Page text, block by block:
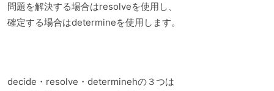
問題を解決する場合はresolveを使用し、
確定する場合はdetermineを使用します。
decide・resolve・determinehの３つは